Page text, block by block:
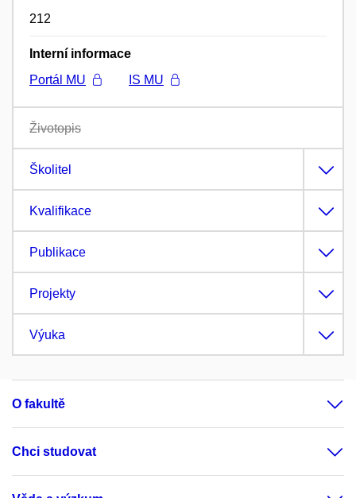
212
Interní informace
Portál MU
IS MU
Životopis
Školitel
Kvalifikace
Publikace
Projekty
Výuka
O fakultě
Chci studovat